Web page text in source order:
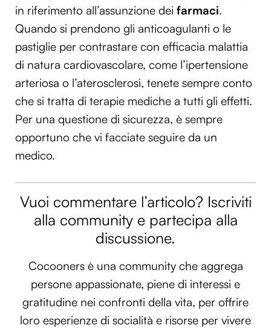
in riferimento all’assunzione dei farmaci.
Quando si prendono gli anticoagulanti o le
pastiglie per contrastare con efficacia malattia
di natura cardiovascolare, come l’ipertensione
arteriosa o l’aterosclerosi, tenete sempre conto
che si tratta di terapie mediche a tutti gli effetti.
Per una questione di sicurezza, è sempre
opportuno che vi facciate seguire da un
medico.
Vuoi commentare l’articolo? Iscriviti
alla community e partecipa alla
discussione.
Cocooners è una community che aggrega
persone appassionate, piene di interessi e
gratitudine nei confronti della vita, per offrire
loro esperienze di socialità e risorse per vivere